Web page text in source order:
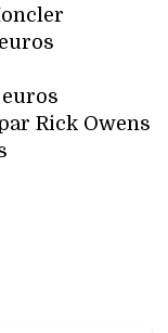
Rick Owens